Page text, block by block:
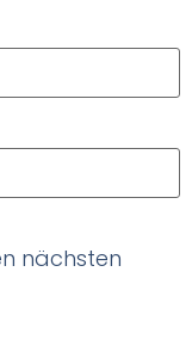
nächsten